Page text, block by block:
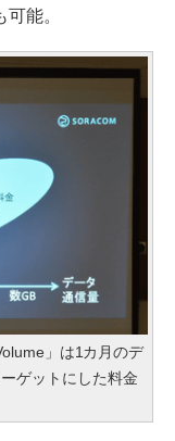
能。
」は1カ月のデ
ゲットにした料金